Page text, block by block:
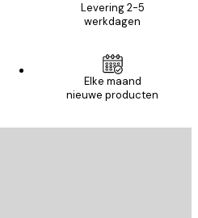
Levering 2-5
werkdagen
Elke maand
nieuwe producten